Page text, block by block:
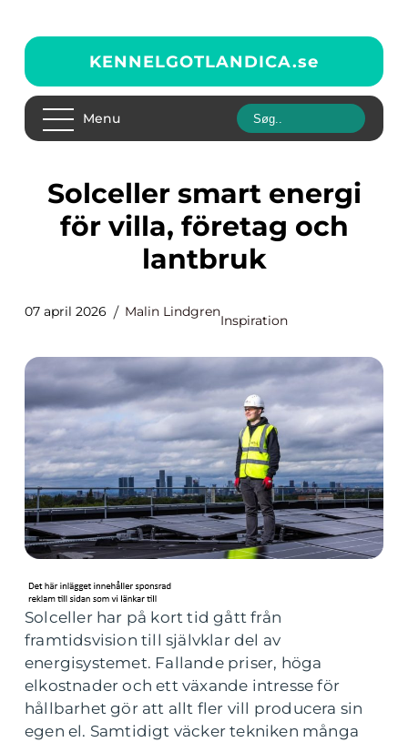
KENNELGOTLANDICA.se
Menu
Solceller smart energi
för villa, företag och
lantbruk
07 april 2026 Malin Lindgren
Inspiration
Solceller har på kort tid gått från
framtidsvision till självklar del av
energisystemet. Fallande priser, höga
elkostnader och ett växande intresse för
hållbarhet gör att allt fler vill producera sin
egen el. Samtidigt väcker tekniken många